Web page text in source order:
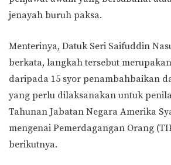
jenayah buruh paksa.
Menterinya, Datuk Seri Saifuddin
berkata, langkah tersebut
daripada 15 syor penambahbaikan
yang perlu dilaksanakan untuk
Tahunan Jabatan Negara Amerika
mengenai Pemerdagangan Orang
berikutnya.